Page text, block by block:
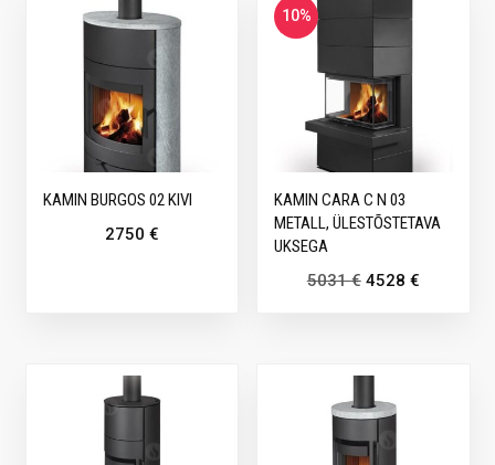
KAMIN BURGOS 02 KIVI
2750 €
10%
KAMIN CARA C N 03
METALL, ÜLESTÕSTETAVA
UKSEGA
5031€ 4528 €